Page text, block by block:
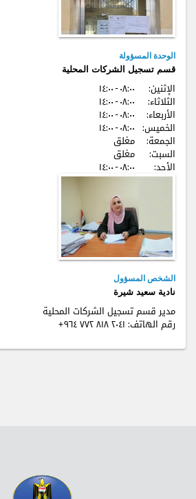
الوحدة المسؤولة
قسم تسجيل الشركات المحلية
الإثنين: ٠٨:٠٠ - ۱٤:٠٠
الثلاثاء: ٠٨:٠٠ - ۱٤:٠٠
الأربعاء: ٠٨:٠٠ - ۱٤:٠٠
الخميس: ٠٨:٠٠ - ۱٤:٠٠
الجمعة: مغلق
السبت: مغلق
الأحد: ٠٨:٠٠ - ۱٤:٠٠
الشخص المسؤول
نادية سعيد شيرة
مدير قسم تسجيل الشركات المحلية
رقم الهاتف: +٩٦٤ ٧٧٢ ٨۱٨ ٢٠٤۱